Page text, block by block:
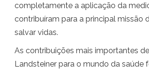
completamente a aplicação da
contribuíram para a principal missão
salvar vidas.
As contribuições mais importantes
Landsteiner para o mundo da saúde